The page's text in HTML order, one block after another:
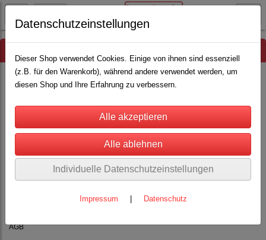
AGB
Datenschutzeinstellungen
Dieser Shop verwendet Cookies. Einige von ihnen sind essenziell
(z.B. für den Warenkorb), während andere verwendet werden, um
diesen Shop und Ihre Erfahrung zu verbessern.
Individuelle Datenschutzeinstellungen
Impressum Datenschutz